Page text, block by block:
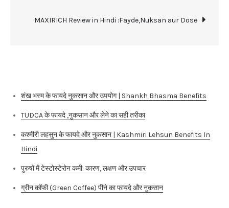
navigation
MAXIRICH Review in Hindi :Fayde,Nuksan aur Dose
शंख भस्म के फायदे नुकसान और उपयोग | Shankh Bhasma Benefits
TUDCA के फायदे ,नुकसान और लेने का सही तरीका
कश्मीरी लहसुन के फायदे और नुकसान | Kashmiri Lehsun Benefits In
Hindi
पुरुषों में टेस्टोस्टेरोन कमी: कारण, लक्षण और उपचार
ग्रीन कॉफी (Green Coffee) पीने का फायदे और नुकसान